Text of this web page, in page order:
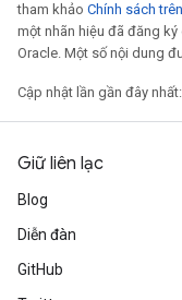
tham khảo Chính sách
một nhãn hiệu đã đăng
Oracle. Một số nội dung
Cập nhật lần gần đây
Giữ liên lạc
Blog
Diễn đàn
GitHub